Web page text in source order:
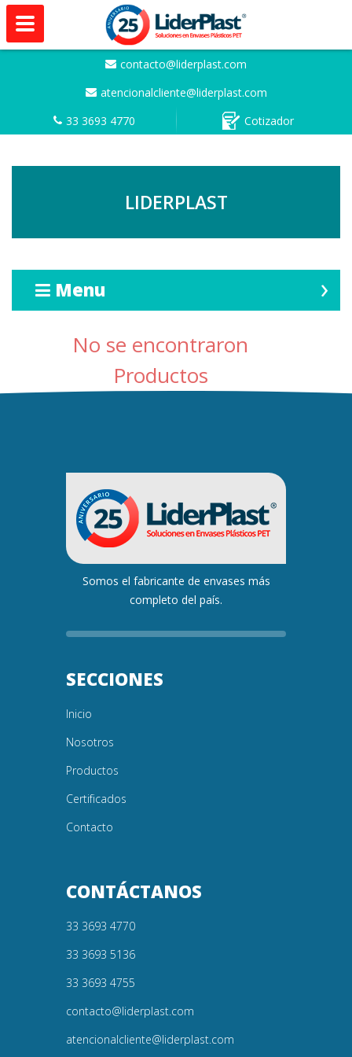
contacto@liderplast.com
atencionalcliente@liderplast.com
33 3693 4770
Cotizador
LIDERPLAST
Menu
No se encontraron
Productos
Somos el fabricante de envases más
completo del país.
SECCIONES
Inicio
Nosotros
Productos
Certificados
Contacto
CONTÁCTANOS
33 3693 4770
33 3693 5136
33 3693 4755
contacto@liderplast.com
atencionalcliente@liderplast.com